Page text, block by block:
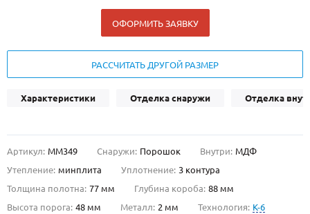
О НАС
ОФОРМИТЬ ЗАЯВКУ
РАССЧИТАТЬ ДРУГОЙ РАЗМЕР
Характеристики Отделка снаружи Отделка
Артикул: ММ349 Снаружи: Порошок Внутри: МДФ
Утепление: минплита Уплотнение: 3 контура
Толщина полотна: 77 мм Глубина короба: 88 мм
Высота порога: 48 мм Металл: 2 мм Технология: K-6